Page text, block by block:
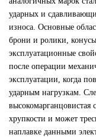
ударных и
износа. Основные
брони и ролики,
эксплуатационные
после операции
эксплуатации, когда
ударным нагрузкам.
высокомарганцовистая
хрупкости и может
наплавке данными